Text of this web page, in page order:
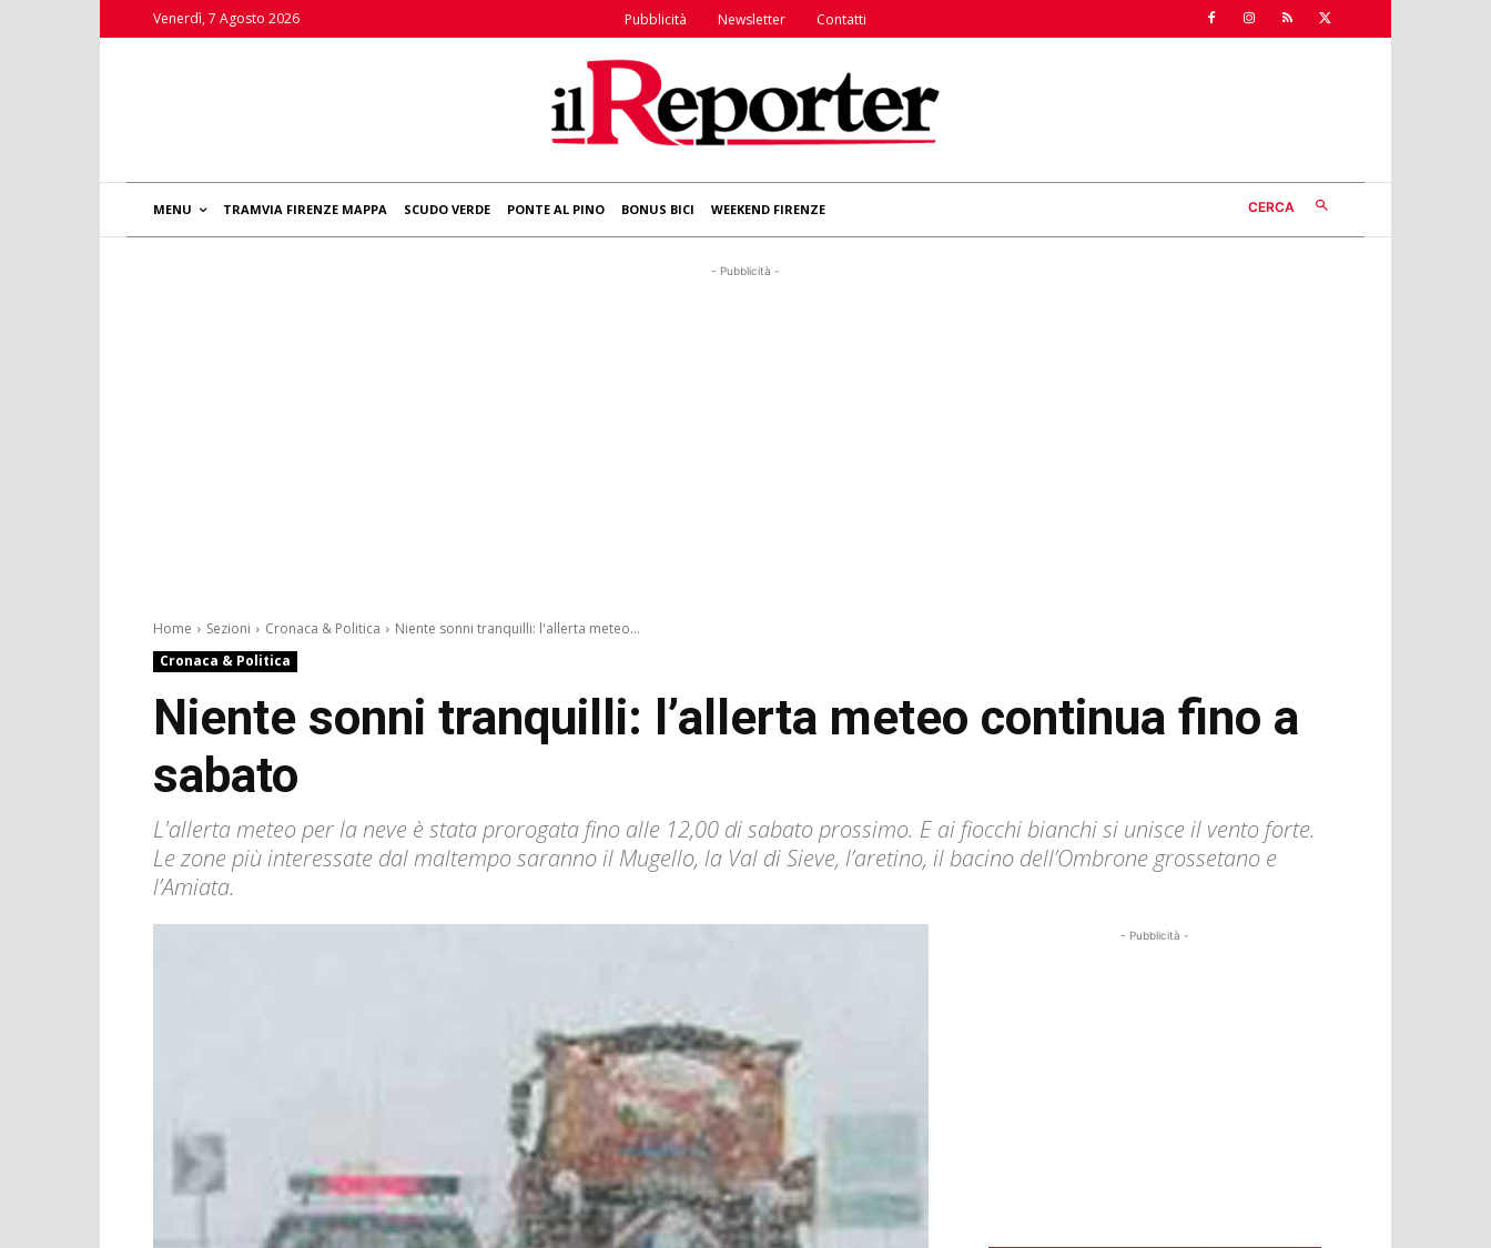
Venerdì, 7 Agosto 2026 Pubblicità Newsletter Contatti
MENU TRAMVIA FIRENZE MAPPA SCUDO VERDE PONTE AL PINO BONUS BICI WEEKEND FIRENZE CERCA
- Pubblicità -
Home Sezioni Cronaca & Politica
Niente sonni tranquilli: l'allerta meteo...
Cronaca & Politica
Niente sonni tranquilli: l’allerta meteo continua fino a
sabato
L'allerta meteo per la neve è stata prorogata fino alle 12,00 di sabato prossimo. E ai fiocchi bianchi si unisce il vento forte.
Le zone più interessate dal maltempo saranno il Mugello, la Val di Sieve, l’aretino, il bacino dell’Ombrone grossetano e
l’Amiata.
- Pubblicità -